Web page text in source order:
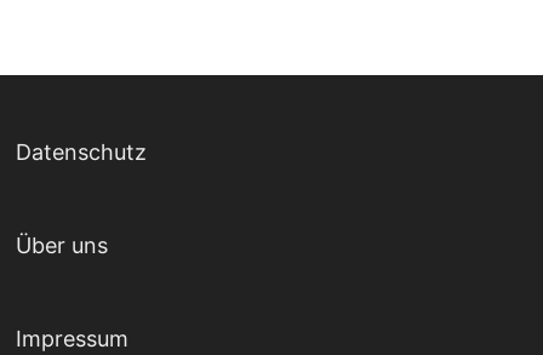
Datenschutz
Über uns
Impressum